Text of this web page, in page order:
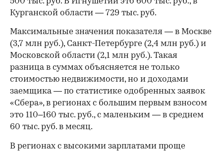
Курганской области — 729 тыс. руб.
Максимальные значения показателя — в Москве
(3,7 млн руб.), Санкт-Петербурге (2,4 млн руб.) и
Московской области (2,1 млн руб.). Такая
разница в суммах объясняется не только
стоимостью недвижимости, но и доходами
заемщика — по статистике одобренных заявок
«Сбера», в регионах с большим первым взносом
это 110–160 тыс. руб., с маленьким — в среднем
60 тыс. руб. в месяц.
В регионах с высокими зарплатами проще